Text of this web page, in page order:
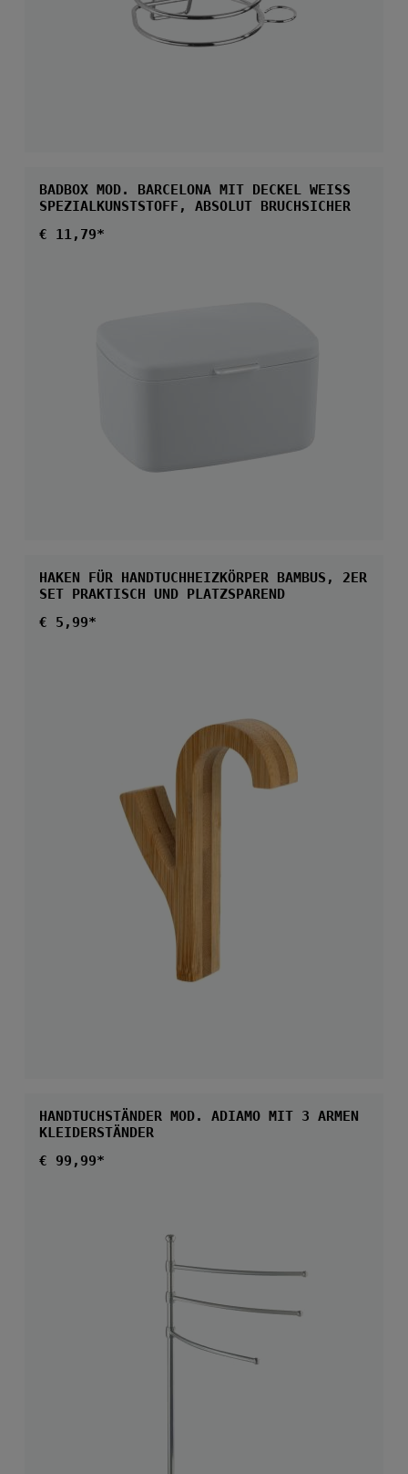
BADBOX MOD. BARCELONA MIT DECKEL WEISS
SPEZIALKUNSTSTOFF, ABSOLUT BRUCHSICHER
Regulärer Preis:
€ 11,79*
HAKEN FÜR HANDTUCHHEIZKÖRPER BAMBUS, 2ER
SET PRAKTISCH UND PLATZSPAREND
Regulärer Preis:
€ 5,99*
HANDTUCHSTÄNDER MOD. ADIAMO MIT 3 ARMEN
KLEIDERSTÄNDER
Regulärer Preis:
€ 99,99*